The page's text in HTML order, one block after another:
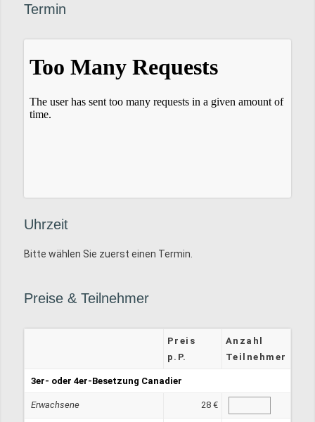
Termin
Uhrzeit
Bitte wählen Sie zuerst einen Termin.
Preise &Teilnehmer
Preis
p.P.
Anzahl
Teilnehmer
3er- oder 4er-Besetzung Canadier
Erwachsene 28 €